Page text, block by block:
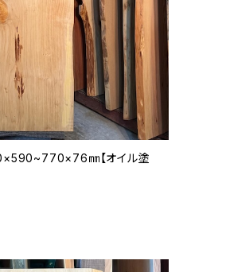
㎜【オイル塗